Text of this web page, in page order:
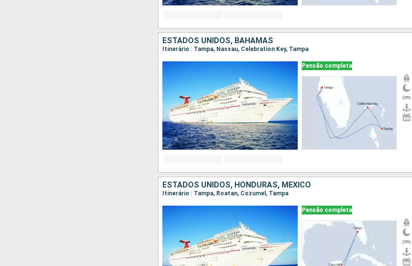
ESTADOS UNIDOS, BAHAMAS
Itinerário : Tampa, Nassau, Celebration Key, Tampa
Pensão completa
ESTADOS UNIDOS, HONDURAS, MÉXICO
Itinerário : Tampa, Roatan, Cozumel, Tampa
Pensão completa